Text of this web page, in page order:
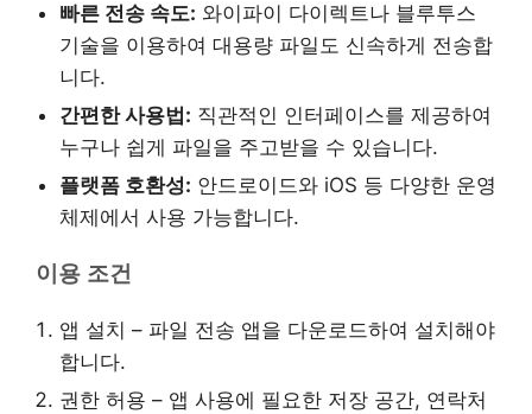
빠른 전송 속도: 와이파이 다이렉트나 블루투스
기술을 이용하여 대용량 파일도 신속하게 전송합
니다.
간편한 사용법: 직관적인 인터페이스를 제공하여
누구나 쉽게 파일을 주고받을 수 있습니다.
플랫폼 호환성: 안드로이드와 iOS 등 다양한 운영
체제에서 사용 가능합니다.
이용 조건
앱 설치 – 파일 전송 앱을 다운로드하여 설치해야
합니다.
권한 허용 – 앱 사용에 필요한 저장 공간, 연락처